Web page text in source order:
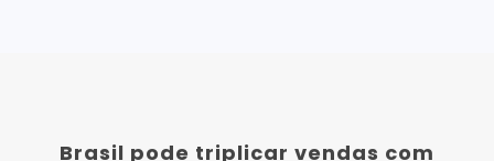
Brasil pode triplicar vendas com